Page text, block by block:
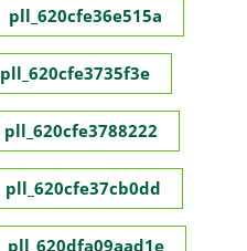
pll_620cfe36e515a
pll_620cfe3735f3e
pll_620cfe3788222
pll_620cfe37cb0dd
pll_620dfa09aad1e